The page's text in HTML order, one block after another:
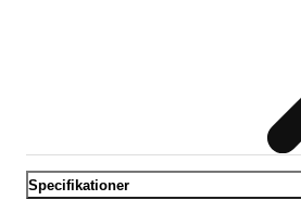
Specifikationer